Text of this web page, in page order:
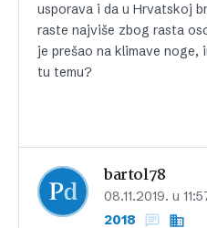
usporava i da u Hrvatskoj
raste najviše zbog rasta
je prešao na klimave
tu temu?
bartol78
08.11.2019. u
2018